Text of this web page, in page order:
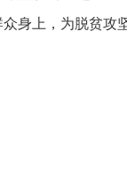
身上，为脱贫攻